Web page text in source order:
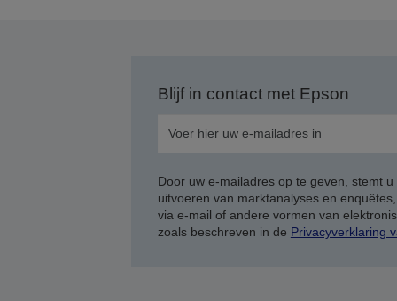
Blijf in contact met Epson
Door uw e-mailadres op te geven, stemt
uitvoeren van marktanalyses en
via e-mail of andere vormen van
zoals beschreven in de Privacyverklaring